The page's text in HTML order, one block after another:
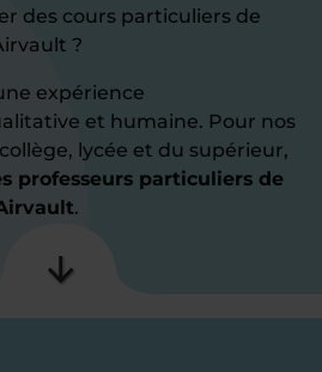
des cours particuliers de
?
expérience
et humaine. Pour nos
lycée et du supérieur,
professeurs particuliers de
.